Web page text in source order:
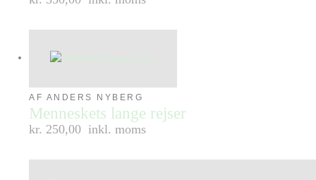
AF ANDERS NYBERG
Menneskets lange rejser
kr. 250,00 inkl. moms